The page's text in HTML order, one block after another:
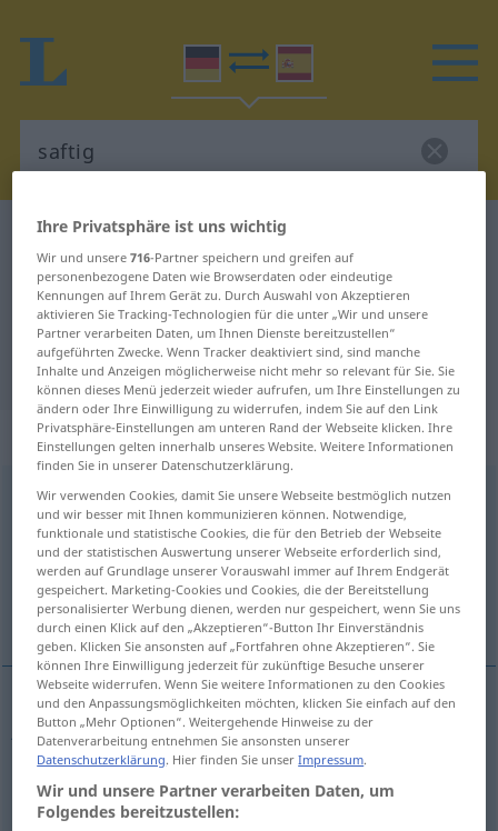
Deutsch-Spanisch Wörterbuch
Deutsch-Spanisch Übersetzung für
"saftig"
"saftig" Spanisch Übersetzung
„saftig“: Adjektiv
saftigadj
Übersicht aller Übersetzungen
(Für mehr Details die Übersetzung anklicken/antippen)
jugoso, verde, fértil exorbitante
jugoso saftig Frucht, Fleisch
verde fértil saftig Wiese
Ihre Privatsphäre ist uns wichtig
Wir und unsere716-Partner speichern und greifen auf
personenbezogene Daten wie Browserdaten oder eindeutige
Kennungen auf Ihrem Gerät zu. Durch Auswahl von Akzeptieren
aktivieren Sie Tracking-Technologien für die unter „Wir und unsere
Partner verarbeiten Daten, um Ihnen Dienste bereitzustellen“
aufgeführten Zwecke. Wenn Tracker deaktiviert sind, sind manche
Inhalte und Anzeigen möglicherweise nicht mehr so relevant für Sie. Sie
können dieses Menü jederzeit wieder aufrufen, um Ihre Einstellungen zu
ändern oder Ihre Einwilligung zu widerrufen, indem Sie auf den Link
Privatsphäre-Einstellungen am unteren Rand der Webseite klicken. Ihre
Einstellungen gelten innerhalb unseres Website. Weitere Informationen
finden Sie in unserer Datenschutzerklärung.
Wir verwenden Cookies, damit Sie unsere Webseite bestmöglich nutzen
und wir besser mit Ihnen kommunizieren können. Notwendige,
funktionale und statistische Cookies, die für den Betrieb der Webseite
und der statistischen Auswertung unserer Webseite erforderlich sind,
werden auf Grundlage unserer Vorauswahl immer auf Ihrem Endgerät
gespeichert. Marketing-Cookies und Cookies, die der Bereitstellung
personalisierter Werbung dienen, werden nur gespeichert, wenn Sie uns
durch einen Klick auf den „Akzeptieren“-Button Ihr Einverständnis
geben. Klicken Sie ansonsten auf „Fortfahren ohne Akzeptieren“. Sie
können Ihre Einwilligung jederzeit für zukünftige Besuche unserer
Webseite widerrufen. Wenn Sie weitere Informationen zu den Cookies
und den Anpassungsmöglichkeiten möchten, klicken Sie einfach auf den
Button „Mehr Optionen“. Weitergehende Hinweise zu der
Datenverarbeitung entnehmen Sie ansonsten unserer
Datenschutzerklärung. Hier finden Sie unserImpressum.
Wir und unsere Partner verarbeiten Daten, um
Folgendes bereitzustellen: